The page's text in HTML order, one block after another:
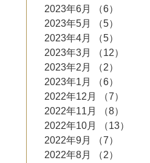
2023年6月
（6）
2023年5月
（5）
2023年4月
（5）
2023年3月
（12）
2023年2月
（2）
2023年1月
（6）
2022年12月
（7）
2022年11月
（8）
2022年10月
（13）
2022年9月
（7）
2022年8月
（2）